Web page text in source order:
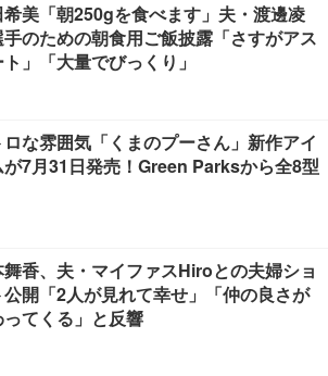
美「朝250gを食べます」夫・渡邊凌
手のための朝食用ご飯披露「さすがアス
ト」「大量でびっくり」
ロな雰囲気「くまのプーさん」新作アイ
が7月31日発売！Green Parksから全8型
舞香、夫・マイファスHiroとの夫婦ショ
公開「2人が見れて幸せ」「仲の良さが
てくる」と反響